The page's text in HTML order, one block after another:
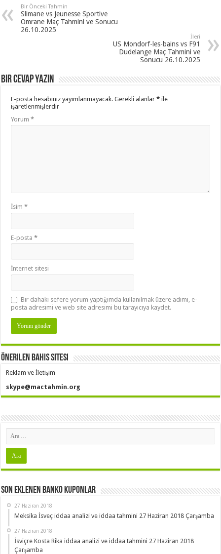
Bir Önceki Tahmin
Slimane vs Jeunesse Sportive
Omrane Maç Tahmini ve Sonucu
26.10.2025
İleri
US Mondorf-les-bains vs F91
Dudelange Maç Tahmini ve
Sonucu 26.10.2025
Bir cevap yazın
E-posta hesabınız yayımlanmayacak. Gerekli alanlar* ile
işaretlenmişlerdir
Yorum*
İsim*
E-posta*
İnternet sitesi
Bir dahaki sefere yorum yaptığımda kullanılmak üzere adımı, e-
posta adresimi ve web site adresimi bu tarayıcıya kaydet.
Önerilen Bahis Sitesi
Reklam ve İletişim
skype@mactahmin.org
Son Eklenen Banko Kuponlar
27 Haziran 2018
Meksika İsveç iddaa analizi ve iddaa tahmini 27 Haziran 2018 Çarşamba
27 Haziran 2018
İsviçre Kosta Rika iddaa analizi ve iddaa tahmini 27 Haziran 2018
Çarşamba